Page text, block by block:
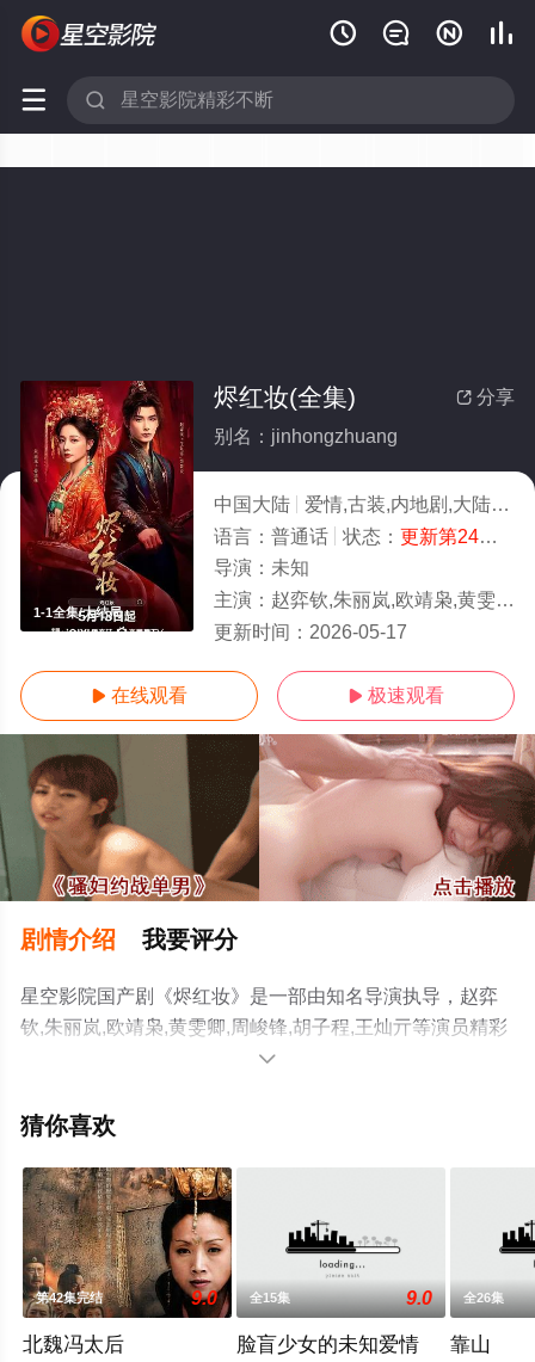
   
 
1-1全集/大结局
 分享
烬红妆(全集)
别名：jinhongzhuang
中国大陆 爱情,古装,内地剧,大陆
语言： 普通话 状态： 更新第24集
导演： 未知
主演： 赵弈钦,朱丽岚,欧靖枭,黄雯卿,周峻锋,胡子程,王灿亓
更新时间： 2026-05-17
 在线观看  极速观看
剧情介绍 我要评分
星空影院国产剧《烬红妆》是一部由知名导演执导，赵弈
钦,朱丽岚,欧靖枭,黄雯卿,周峻锋,胡子程,王灿亓等演员精彩
演绎的中国大陆电视剧，大结局剧情已揭晓（1-1全集），
视，更多相关信息可移步至豆瓣电视剧、电视猫或剧情网

猜你喜欢
第42集完结 9.0
北魏冯太后
全15集 9.0
脸盲少女的未知爱情
全26集
靠山